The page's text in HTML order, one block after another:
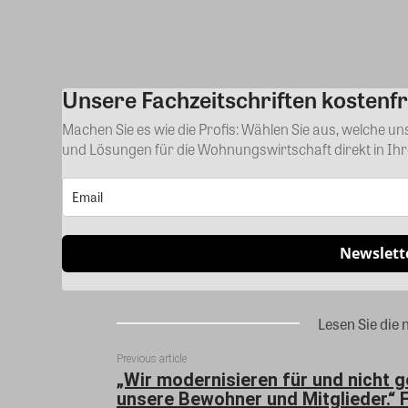
Unsere Fachzeitschriften
Machen Sie es wie die Profis: Wählen Sie aus, welche
und Lösungen für die Wohnungswirtschaft direkt in
Lesen Sie
Previous article
„Wir modernisieren für und nicht
unsere Bewohner und Mitglieder.“